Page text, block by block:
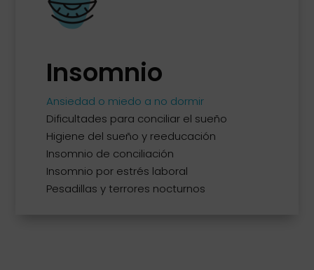
Insomnio
Ansiedad o miedo a no dormir
Dificultades para conciliar el sueño
Higiene del sueño y reeducación
Insomnio de conciliación
Insomnio por estrés laboral
Pesadillas y terrores nocturnos